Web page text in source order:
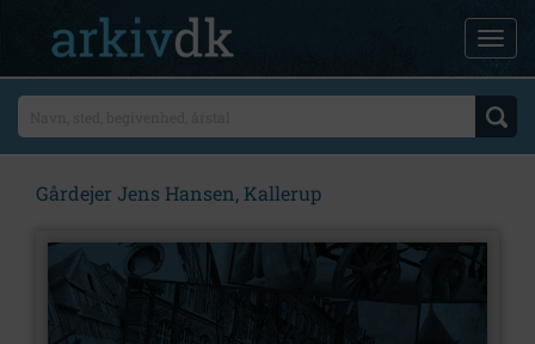
Gårdejer Jens Hansen, Kallerup